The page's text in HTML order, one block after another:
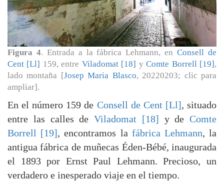
Figura 4. Entrada a la fábrica Lehmann, enConsell de
Cent [Ll] 159, entre Viladomat [18] yComte Borrell [19],
lado montaña [Josep Maria Blasco, 20220203; clic para
ampliar].
En el número 159 de Consell de Cent [Ll], situado
entre las calles de Viladomat [18] y de Comte
Borrell [19], encontramos la fábrica Lehmann, la
antigua fábrica de muñecas Éden-Bébé, inaugurada
el 1893 por Ernst Paul Lehmann. Precioso, un
verdadero e inesperado viaje en el tiempo.